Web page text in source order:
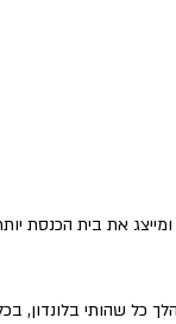
כל שהותי